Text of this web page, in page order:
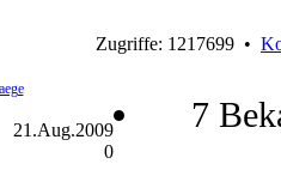
21.Aug.2009
0
Zugriffe: 1217699 •
7